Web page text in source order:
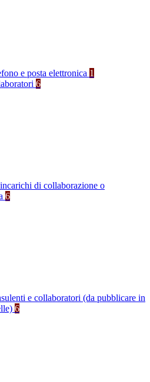
e posta elettronica 1
6
di collaborazione o
6
e collaboratori (da pubblicare in
6